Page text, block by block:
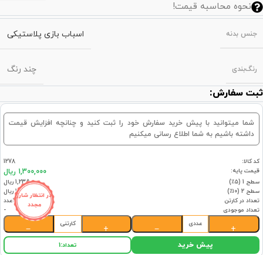
نحوه محاسبه قیمت!
جنس بدنه اسباب بازی پلاستیکی
رنگ‌بندی چند رنگ
ثبت سفارش:
شما میتوانید با پیش خرید سفارش خود را ثبت کنید و چنانچه افزایش قیمت
داشته باشیم به شما اطلاع رسانی میکنیم
در انتظار شارژ
مجدد
کد کالا:
1278
قیمت پایه:
1,300,000 ریال
سطح 1 (۵٪)
1,235,000 ریال
سطح 2 (۱۰٪)
1,170,000 ریال
تعداد در کارتن
150عدد
تعداد موجودی
-
+
عددی
−
+
کارتنی
−
پیش خرید تعداد:1